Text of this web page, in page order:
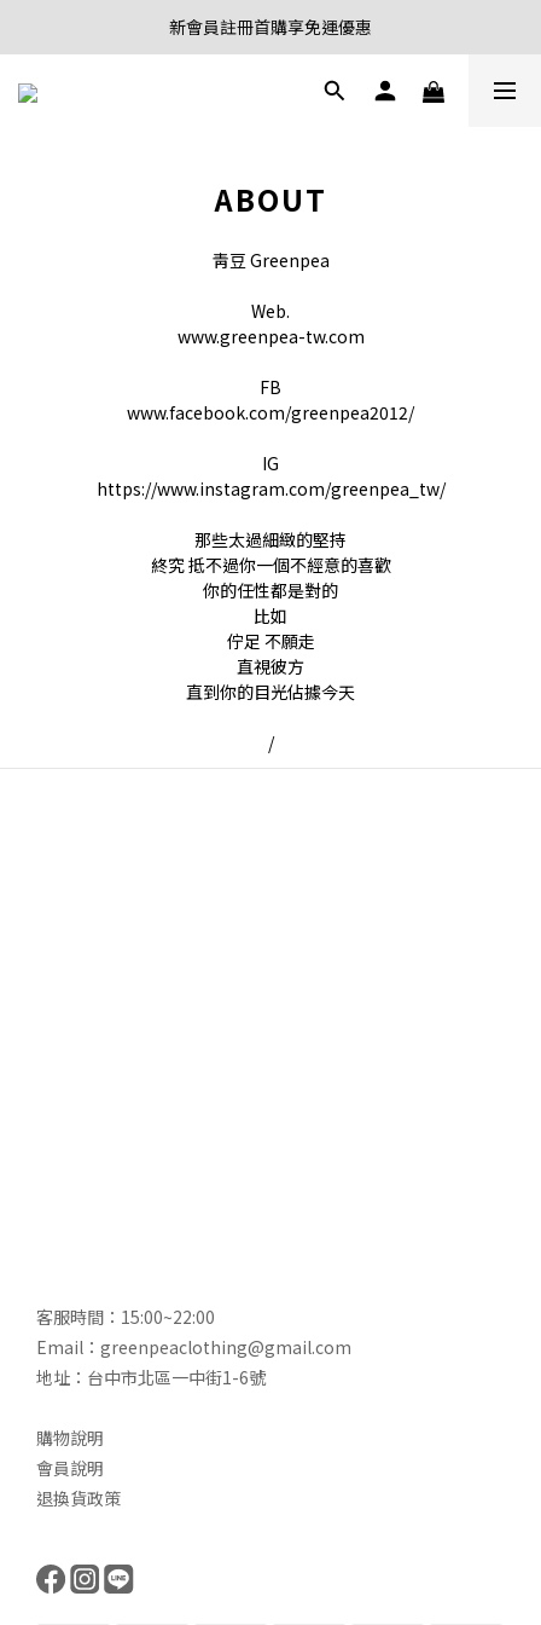
新會員註冊首購享95折優惠
新會員註冊首購享免運優惠
8/10 - 8/16 夏季限定 單筆消費滿3000折200 滿6000折500
ABOUT
靑豆 Greenpea
Web.
www.greenpea-tw.com
FB
www.facebook.com/greenpea2012/
IG
https://www.instagram.com/greenpea_tw/
那些太過細緻的堅持
終究 抵不過你一個不經意的喜歡
你的任性都是對的
比如
佇足 不願走
直視彼方
直到你的目光佔據今天
/
客服時間：15:00~22:00
Email：greenpeaclothing@gmail.com
地址：台中市北區一中街1-6號
購物說明
會員說明
退換貨政策